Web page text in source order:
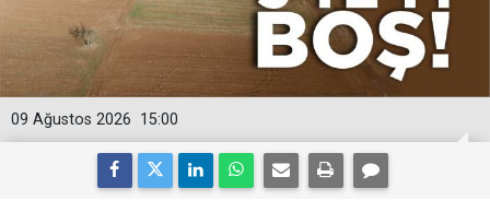
15:00
09 Ağustos 2026